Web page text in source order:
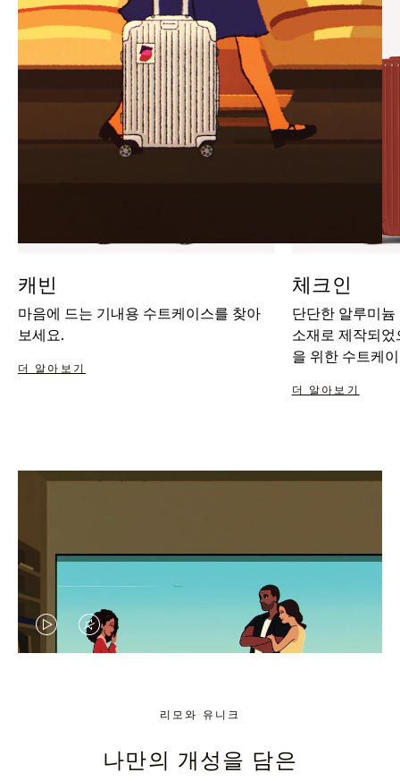
캐빈
마음에 드는 기내용 수트케이스를 찾아
보세요.
더 알아보기
체크인
단단한 알루미
소재로 제작되
을 위한 수트케
더 알아보기
VIDEO
PRESS
VIDEO
MUTED,
PRESS
리모와 유니크
나만의 개성을 담은